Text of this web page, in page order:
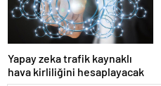
Yapay zeka trafik kaynaklı
hava kirliliğini hesaplayacak